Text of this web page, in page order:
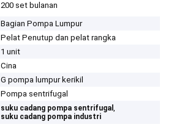
200 set bulanan
Bagian Pompa Lumpur
Pelat Penutup dan pelat rangka
1 unit
Cina
G pompa lumpur kerikil
Pompa sentrifugal
suku cadang pompa sentrifugal,
suku cadang pompa industri